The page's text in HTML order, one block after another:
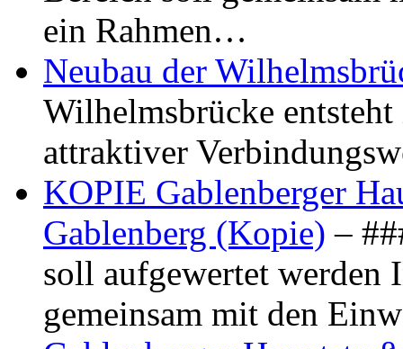
ein Rahmen…
Neubau der
Wilhelmsbrücke
attraktiver
KOPIE Gablenberger
Gablenberg (Kopie) –
soll aufgewertet werden
gemeinsam mit den